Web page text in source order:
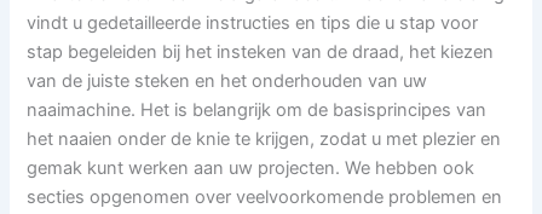
vindt u gedetailleerde instructies en tips die u stap voor
stap begeleiden bij het insteken van de draad, het kiezen
van de juiste steken en het onderhouden van uw
naaimachine. Het is belangrijk om de basisprincipes van
het naaien onder de knie te krijgen, zodat u met plezier en
gemak kunt werken aan uw projecten. We hebben ook
secties opgenomen over veelvoorkomende problemen en